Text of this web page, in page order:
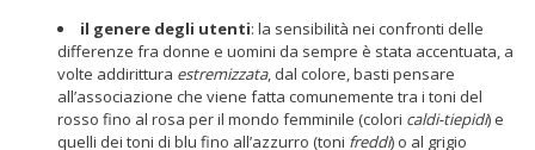
il genere degli utenti: la sensibilità nei confronti delle
differenze fra donne e uomini da sempre è stata accentuata, a
volte addirittura estremizzata, dal colore, basti pensare
all’associazione che viene fatta comunemente tra i toni del
rosso fino al rosa per il mondo femminile (colori caldi-tiepidi) e
quelli dei toni di blu fino all’azzurro (toni freddi) o al grigio